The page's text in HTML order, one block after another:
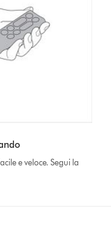
e veloce. Segui la